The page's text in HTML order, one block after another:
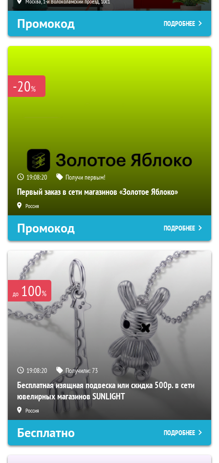
Промокод ПОДРОБНЕЕ
-20%
19:08:19 Получи первым!
Первый заказ в сети магазинов «Золотое Яблоко»
Россия
Промокод ПОДРОБНЕЕ
до 100%
19:08:19 Получили:73
Бесплатная изящная подвеска или скидка 500р. в сети
ювелирных магазинов SUNLIGHT
Россия
Бесплатно ПОДРОБНЕЕ